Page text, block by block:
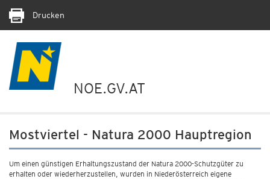
Drucken
NOE.GV.AT
Mostviertel - Natura 2000 Hauptregion
Um einen günstigen Erhaltungszustand der Natura 2000-Schutzgüter zu
erhalten oder wiederherzustellen, wurden in Niederösterreich eigene